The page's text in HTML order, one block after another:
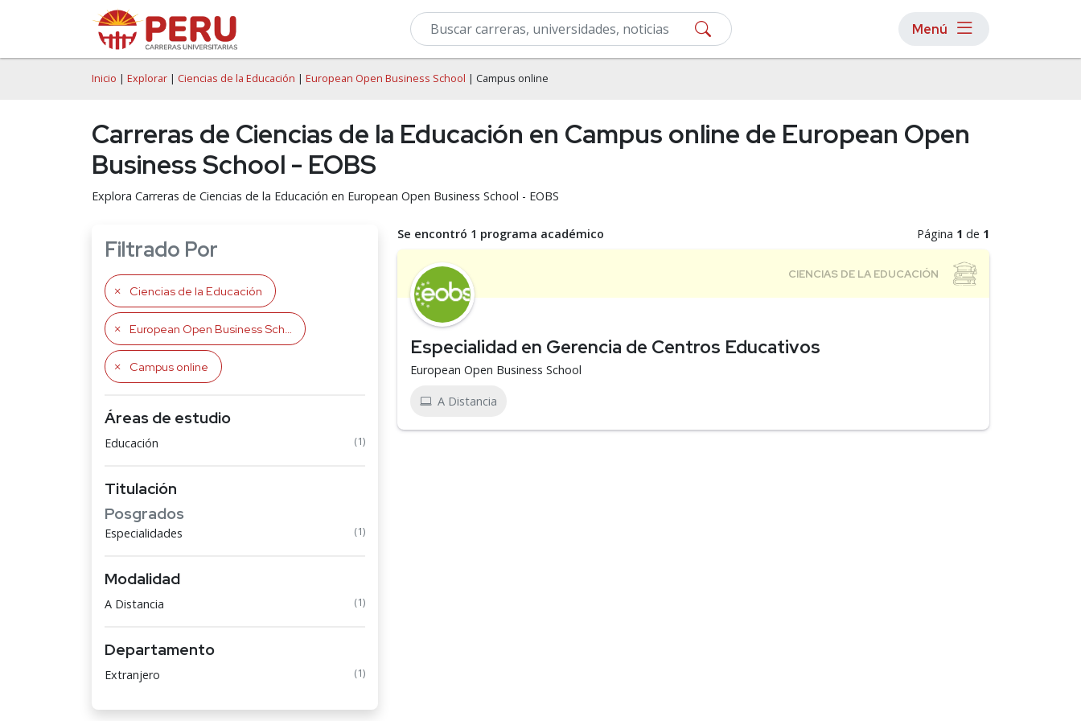
Menú
Inicio | Explorar | Ciencias de la Educación | European Open Business School | Campus online
Carreras de Ciencias de la Educación en Campus online de European Open
Business School - EOBS
Explora Carreras de Ciencias de la Educación en European Open Business School - EOBS
Filtrado Por
Ciencias de la Educación
European Open Business School
Campus online
Áreas de estudio
Educación (1)
Titulación
Posgrados
Especialidades (1)
Modalidad
A Distancia (1)
Departamento
Extranjero (1)
Se encontró 1 programa académico Página 1 de 1
Especialidad en Gerencia de Centros Educativos
European Open Business School
A Distancia